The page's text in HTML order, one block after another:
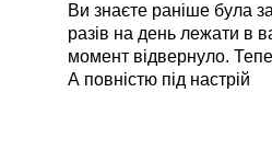
Ви знаєте раніше була
разів на день лежати в
момент відвернуло.
А повністю під настрій